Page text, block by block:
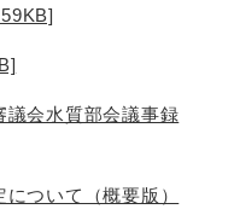
議会水質部会議事録
ついて（概要版）